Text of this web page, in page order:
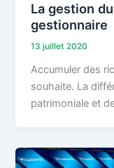
La gestion
gestionnaire
13 juillet 2020
Accumuler des
souhaite. La
patrimoniale et